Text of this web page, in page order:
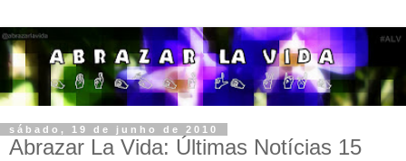
sábado, 19 de junho de 2010
Abrazar La Vida: Últimas Notícias 15